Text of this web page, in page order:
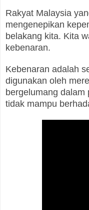
Rakyat Malaysia
mengenepikan
belakang kita. Kita
kebenaran.
Kebenaran adalah
digunakan oleh
bergelumang dalam
tidak mampu